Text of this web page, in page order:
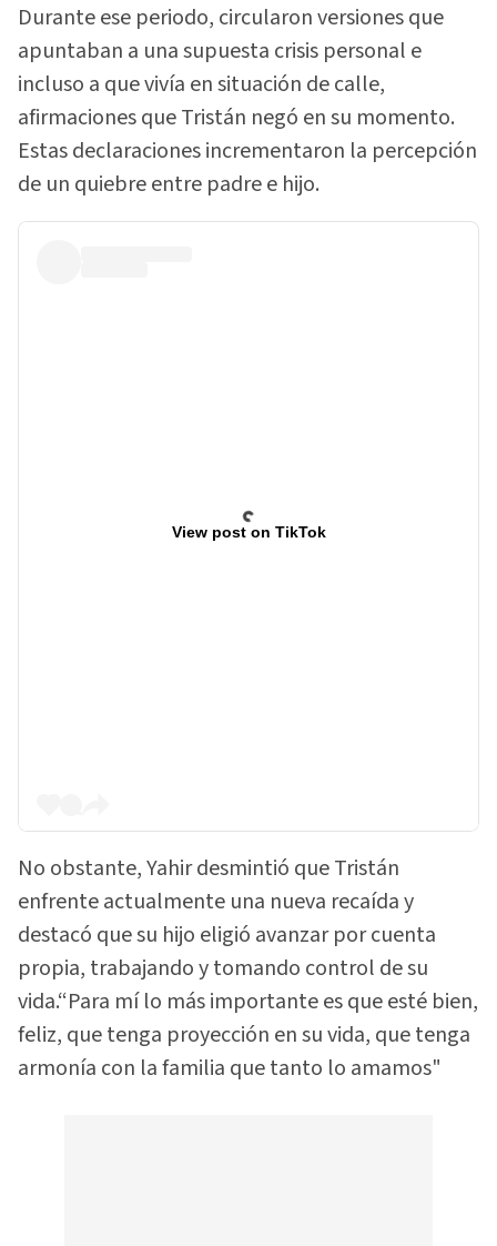
Durante ese periodo, circularon versiones que
apuntaban a una supuesta crisis personal e
incluso a que vivía en situación de calle,
afirmaciones que Tristán negó en su momento.
Estas declaraciones incrementaron la percepción
de un quiebre entre padre e hijo.
View post on TikTok
No obstante, Yahir desmintió que Tristán
enfrente actualmente una nueva recaída y
destacó que su hijo eligió avanzar por cuenta
propia, trabajando y tomando control de su
vida.“Para mí lo más importante es que esté bien,
feliz, que tenga proyección en su vida, que tenga
armonía con la familia que tanto lo amamos"